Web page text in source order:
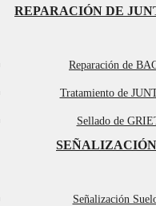
REPARACIÓN DE
Reparación de
Tratamiento de
Sellado de
Señalización